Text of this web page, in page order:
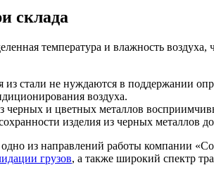
склада
температура и влажность
стали не нуждаются в поддержании
воздуха.
черных и цветных металлов
изделия из черных металлов
одно из направлений работы компании
грузов, а также широкий спектр